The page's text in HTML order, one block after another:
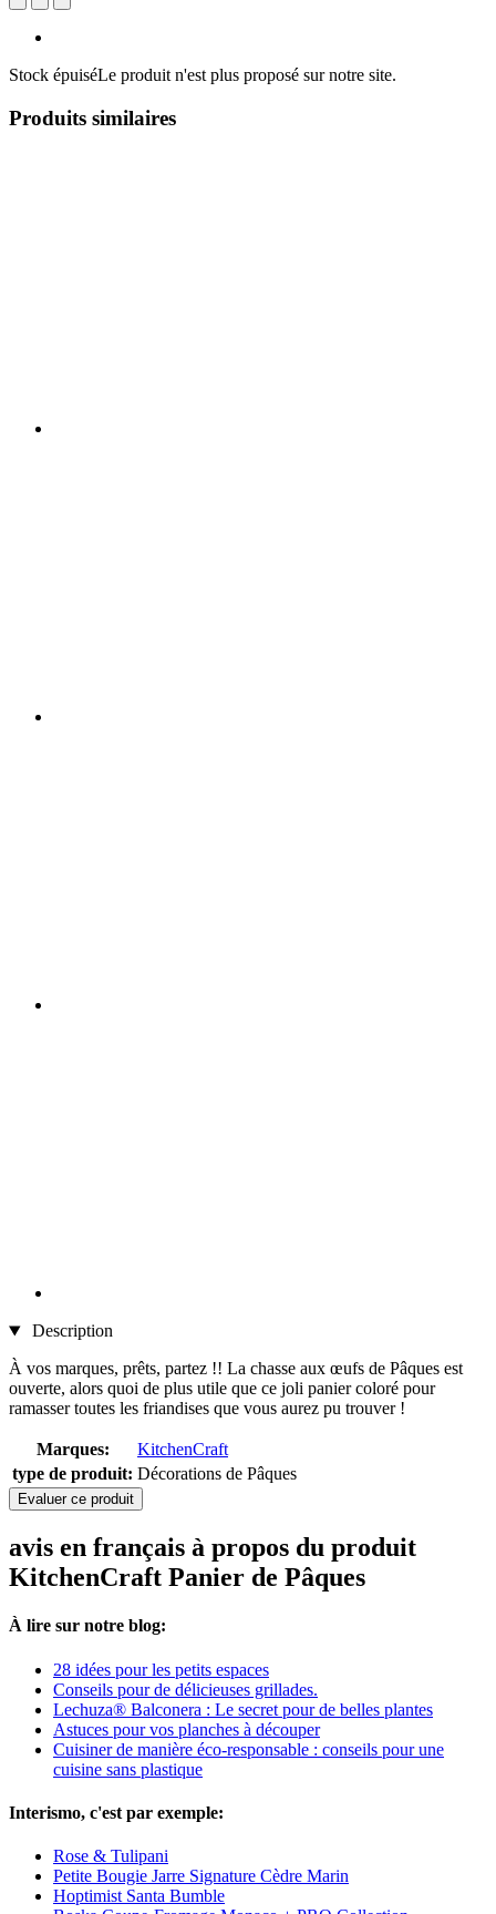
Stock épuiséLe produit n'est plus proposé sur notre site.
Produits similaires
Description
À vos marques, prêts, partez !! La chasse aux œufs de Pâques est
ouverte, alors quoi de plus utile que ce joli panier coloré pour
ramasser toutes les friandises que vous aurez pu trouver !
Marques:
KitchenCraft
type de produit: Décorations de Pâques
Evaluer ce produit
avis en français à propos du produit
KitchenCraft Panier de Pâques
À lire sur notre blog:
28 idées pour les petits espaces
Conseils pour de délicieuses grillades.
Lechuza® Balconera : Le secret pour de belles plantes
Astuces pour vos planches à découper
Cuisiner de manière éco-responsable : conseils pour une
cuisine sans plastique
Interismo, c'est par exemple:
Rose & Tulipani
Petite Bougie Jarre Signature Cèdre Marin
Hoptimist Santa Bumble